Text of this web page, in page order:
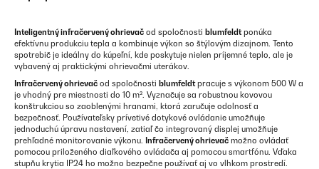
Inteligentný infračervený ohrievač od spoločnosti blumfeldtponúka
efektívnu produkciu tepla a kombinuje výkon so štýlovým dizajnom. Tento
spotrebič je ideálny do kúpeľní, kde poskytuje nielen príjemné teplo, ale je
vybavený aj praktickými ohrievačmi uterákov.
Infračervený ohrievač od spoločnosti blumfeldtpracuje s výkonom 500 W a
je vhodný pre miestnosti do 10 m². Vyznačuje sa robustnou kovovou
konštrukciou so zaoblenými hranami, ktorá zaručuje odolnosť a
bezpečnosť. Používateľsky prívetivé dotykové ovládanie umožňuje
jednoduchú úpravu nastavení, zatiaľ čo integrovaný displej umožňuje
prehľadné monitorovanie výkonu. Infračervený ohrievač možno ovládať
pomocou priloženého diaľkového ovládača aj pomocou smartfónu. Vďaka
stupňu krytia IP24 ho možno bezpečne používať aj vo vlhkom prostredí.